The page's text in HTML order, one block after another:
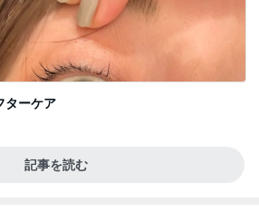
ゃれより現実を取った結果
ックス 2日前
パパ戦記 10日前